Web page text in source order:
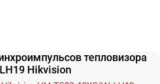
тепловизора
Hikvision